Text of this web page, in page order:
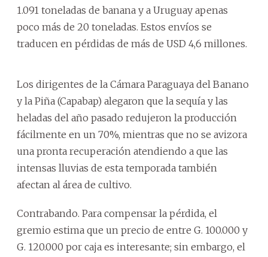
1.091 toneladas de banana y a Uruguay apenas
poco más de 20 toneladas. Estos envíos se
traducen en pérdidas de más de USD 4,6 millones.
Los dirigentes de la Cámara Paraguaya del Banano
y la Piña (Capabap) alegaron que la sequía y las
heladas del año pasado redujeron la producción
fácilmente en un 70%, mientras que no se avizora
una pronta recuperación atendiendo a que las
intensas lluvias de esta temporada también
afectan al área de cultivo.
Contrabando. Para compensar la pérdida, el
gremio estima que un precio de entre G. 100.000 y
G. 120.000 por caja es interesante; sin embargo, el